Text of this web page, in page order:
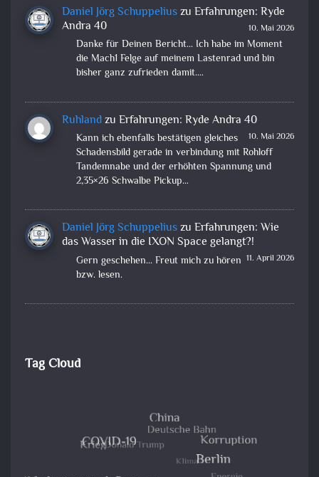
Daniel Jörg Schuppeliuszu Erfahrungen: Ryde
Andra 40
10. Mai 2026
Danke für Deinen Bericht... Ich habe im Moment
die Mach1 Felge auf meinem Lastenrad und bin
bisher ganz zufrieden damit.…
Ruhlandzu Erfahrungen: Ryde Andra 40
10. Mai 2026
Kann ich ebenfalls bestätigen gleiches
Schadensbild gerade in verbindung mit Rohloff
Tandemnabe und der erhöhten Spannung und
2,35×26 Schwalbe Pickup…
Daniel Jörg Schuppeliuszu Erfahrungen: Wie
das Wasser in die IXON Space gelangt?!
11. April 2026
Gern geschehen... Freut mich zu hören
bzw. lesen.
Tag Cloud